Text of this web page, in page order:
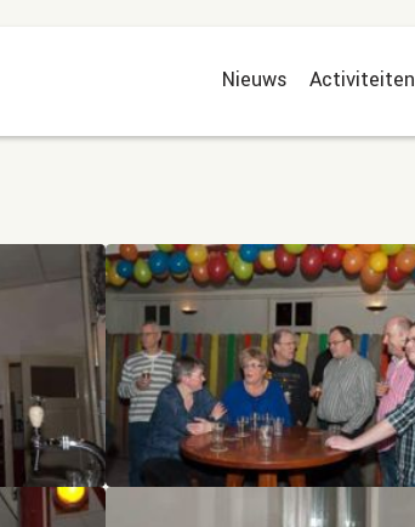
Nieuws Activiteiten